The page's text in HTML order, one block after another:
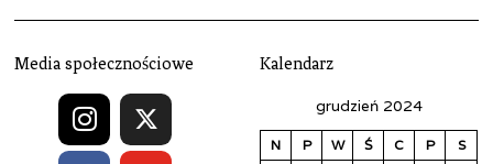
Media społecznościowe Kalendarz
grudzień 2024
N P W Ś C P
S